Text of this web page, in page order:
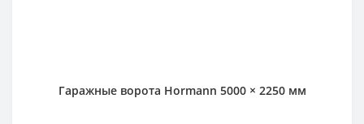
Гаражные ворота Hormann 5000 × 2250 мм